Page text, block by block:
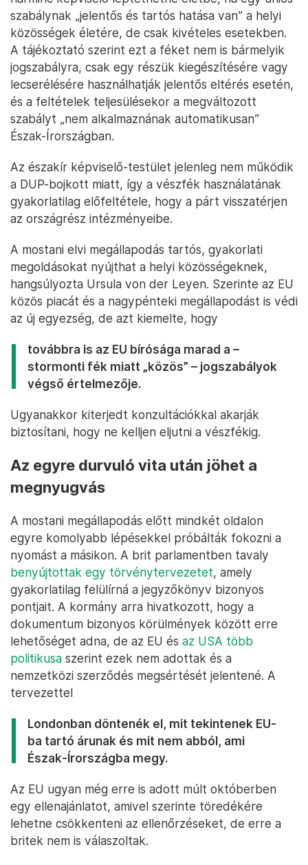
szabálynak „jelentős és tartós hatása van” a helyi
közösségek életére, de csak kivételes esetekben.
A tájékoztató szerint ezt a féket nem is bármelyik
jogszabályra, csak egy részük kiegészítésére vagy
lecserélésére használhatják jelentős eltérés esetén,
és a feltételek teljesülésekor a megváltozott
szabályt „nem alkalmaznának automatikusan”
Észak-Írországban.
Az északír képviselő-testület jelenleg nem működik
a DUP-bojkott miatt, így a vészfék használatának
gyakorlatilag előfeltétele, hogy a párt visszatérjen
az országrész intézményeibe.
A mostani elvi megállapodás tartós, gyakorlati
megoldásokat nyújthat a helyi közösségeknek,
hangsúlyozta Ursula von der Leyen. Szerinte az EU
közös piacát és a nagypénteki megállapodást is védi
az új egyezség, de azt kiemelte, hogy
továbbra is az EU bírósága marad a –
stormonti fék miatt „közös” – jogszabályok
végső értelmezője.
Ugyanakkor kiterjedt konzultációkkal akarják
biztosítani, hogy ne kelljen eljutni a vészfékig.
Az egyre durvuló vita után jöhet a
megnyugvás
A mostani megállapodás előtt mindkét oldalon
egyre komolyabb lépésekkel próbálták fokozni a
nyomást a másikon. A brit parlamentben tavaly
benyújtottak egy törvénytervezetet, amely
gyakorlatilag felülírná a jegyzőkönyv bizonyos
pontjait. A kormány arra hivatkozott, hogy a
dokumentum bizonyos körülmények között erre
lehetőséget adna, de az EU és az USA több
politikusa szerint ezek nem adottak és a
nemzetközi szerződés megsértését jelentené. A
tervezettel
Londonban döntenék el, mit tekintenek EU-
ba tartó árunak és mit nem abból, ami
Észak-Írországba megy.
Az EU ugyan még erre is adott múlt októberben
egy ellenajánlatot, amivel szerinte töredékére
lehetne csökkenteni az ellenőrzéseket, de erre a
britek nem is válaszoltak.